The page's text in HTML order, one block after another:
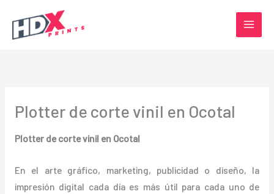
contenido
Plotter de corte vinil en Ocotal
Plotter de corte vinil en Ocotal
En el arte gráfico, marketing, publicidad o diseño, la
impresión digital cada día es más útil para cada uno de